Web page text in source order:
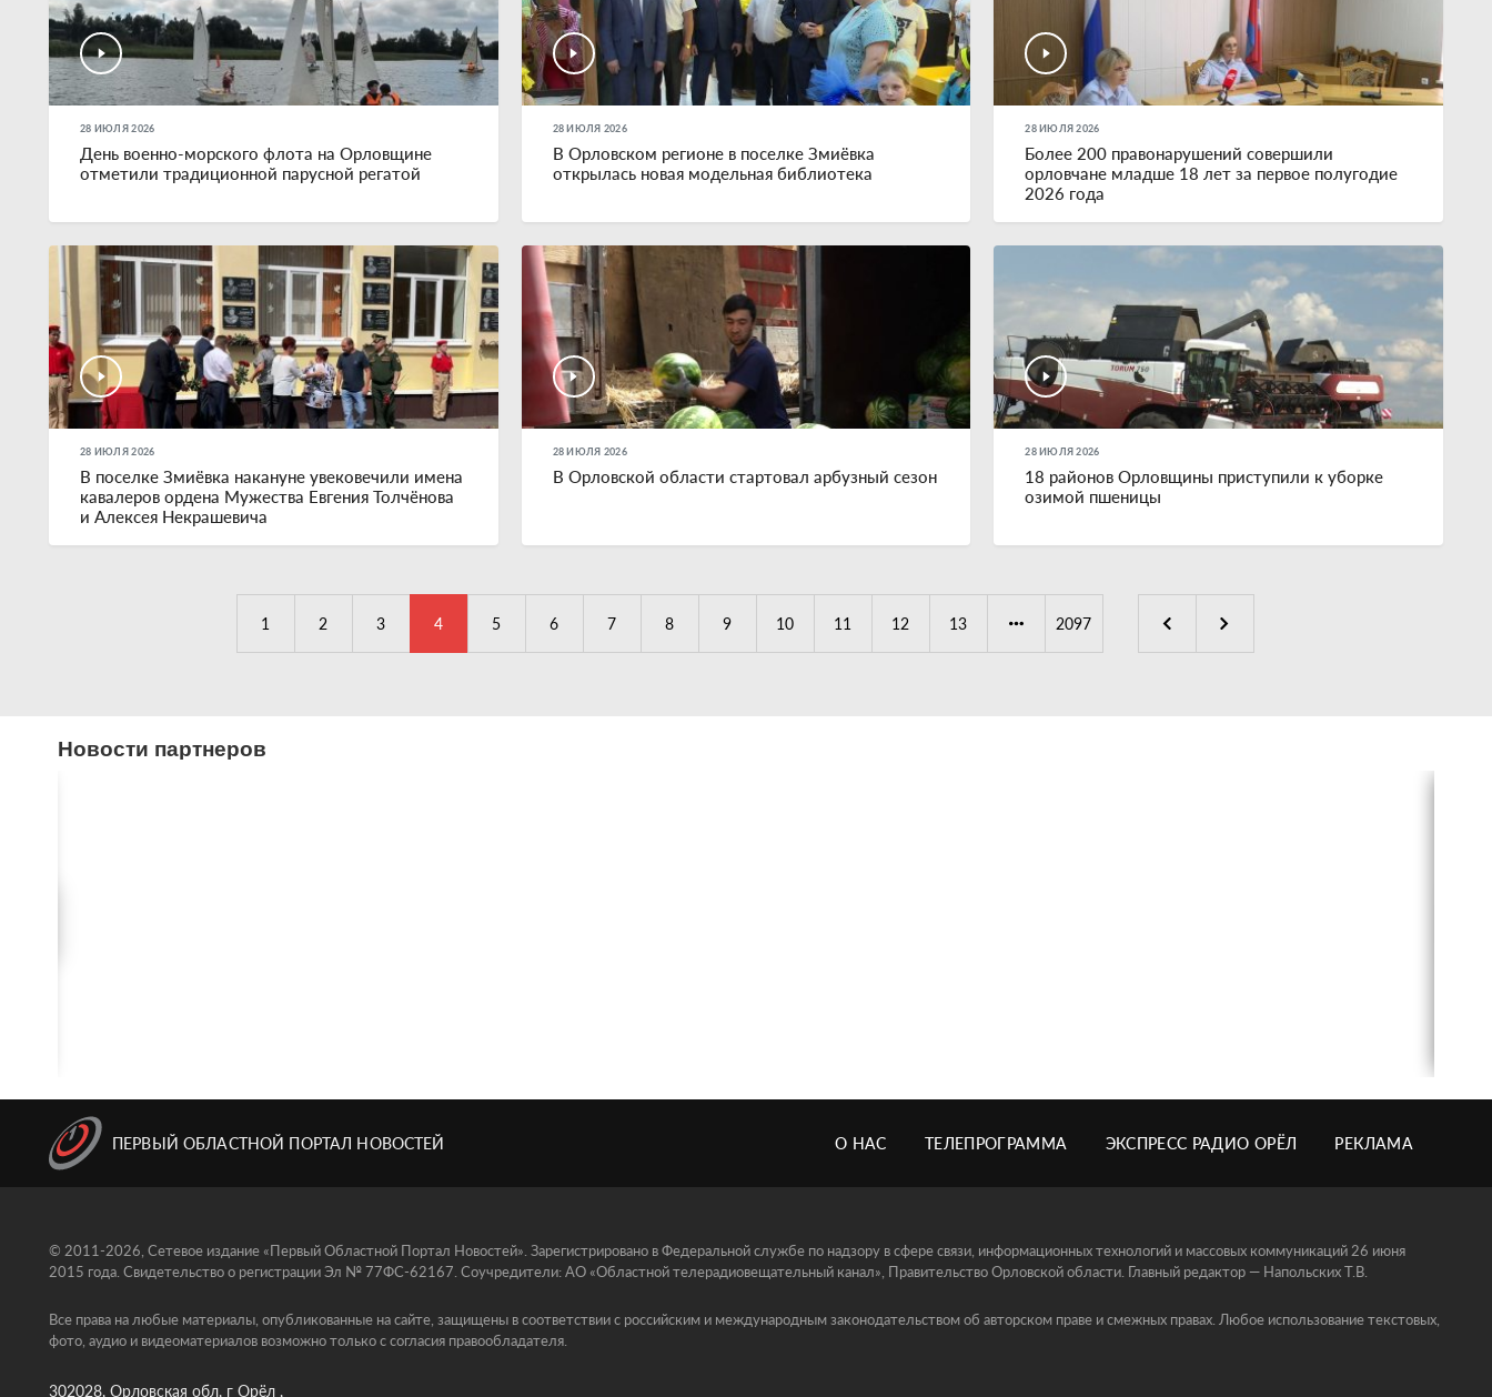
28 ИЮЛЯ 2026
День военно-морского флота на Орловщине
отметили традиционной парусной регатой
28 ИЮЛЯ 2026
В Орловском регионе в поселке Змиёвка
открылась новая модельная библиотека
28 ИЮЛЯ 2026
Более 200 правонарушений совершили
орловчане младше 18 лет за первое полугодие
2026 года
28 ИЮЛЯ 2026
В поселке Змиёвка накануне увековечили имена
кавалеров ордена Мужества Евгения Толчёнова
и Алексея Некрашевича
28 ИЮЛЯ 2026
В Орловской области стартовал арбузный сезон
28 ИЮЛЯ 2026
18 районов Орловщины приступили к уборке
озимой пшеницы
1 2 3 4 5 6 7 8 9 10 11 12 13 2097
Новости партнеров
ПЕРВЫЙ ОБЛАСТНОЙ ПОРТАЛ НОВОСТЕЙ О НАС ТЕЛЕПРОГРАММА ЭКСПРЕСС РАДИО ОРЁЛ РЕКЛАМА
© 2011-2026, Сетевое издание «Первый Областной Портал Новостей». Зарегистрировано в Федеральной службе по надзору в сфере связи, информационных технологий и массовых коммуникаций 26 июня
2015 года. Свидетельство о регистрации Эл № 77ФС-62167. Соучредители: АО «Областной телерадиовещательный канал», Правительство Орловской области. Главный редактор — Напольских Т.В.
Все права на любые материалы, опубликованные на сайте, защищены в соответствии с российским и международным законодательством об авторском праве и смежных правах. Любое использование текстовых,
фото, аудио и видеоматериалов возможно только с согласия правообладателя.
302028, Орловская обл, г Орёл ,